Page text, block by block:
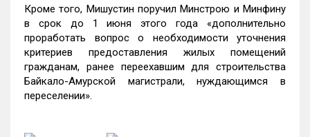
Кроме того, Мишустин поручил Минстрою и Минфину
в срок до 1 июня этого года «дополнительно
проработать вопрос о необходимости уточнения
критериев предоставления жилых помещений
гражданам, ранее переехавшим для строительства
Байкало-Амурской магистрали, нуждающимся в
переселении».